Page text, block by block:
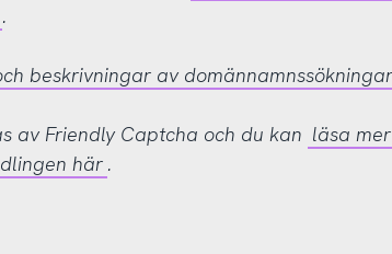
.
beskrivningar av domännamnssökningar
av Friendly Captcha och du kan läsa
här .